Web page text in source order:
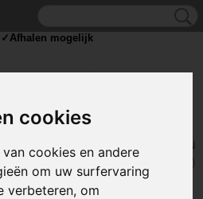
cookies
cookies en andere
om uw surfervaring
verbeteren, om
UW WINKELWAGEN
(0)
✓Afhalen mogelijk